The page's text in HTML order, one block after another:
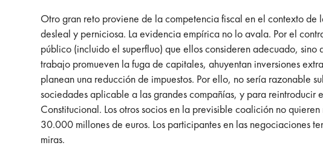
Otro gran reto proviene de la competencia fiscal en el contexto
desleal y perniciosa. La evidencia empírica no lo avala. Por el
público (incluido el superfluo) que ellos consideren adecuado,
trabajo promueven la fuga de capitales, ahuyentan inversiones
planean una reducción de impuestos. Por ello, no sería razonable
sociedades aplicable a las grandes compañías, y para
Constitucional. Los otros socios en la previsible coalición no
30.000 millones de euros. Los participantes en las negociaciones
miras.